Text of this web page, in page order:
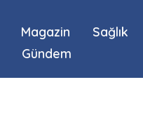
Magazin Sağlık
Gündem